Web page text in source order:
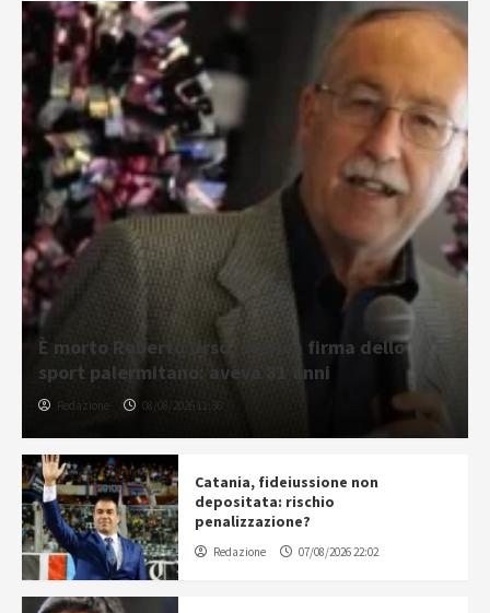
È morto Roberto Urso, storica firma dello
sport palermitano: aveva 81 anni
Redazione 08/08/2026 11:36
Catania, fideiussione non
depositata: rischio
penalizzazione?
Redazione 07/08/2026 22:02